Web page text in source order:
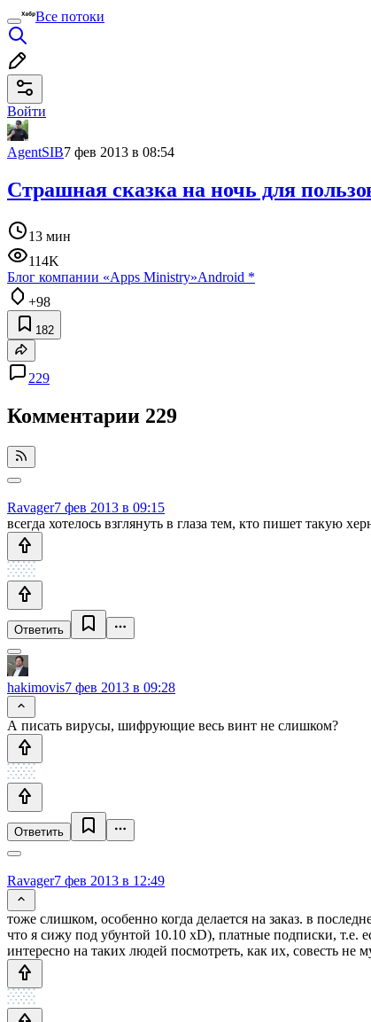
Все потоки
Войти
AgentSIB7 фев 2013 в 08:54
Страшная сказка на ночь для
13 мин
114K
Блог компании «Apps Ministry»Android *
+98
182
229
Комментарии 229
Ravager7 фев 2013 в 09:15
всегда хотелось взглянуть в глаза тем, кто пишет такую
Ответить
hakimovis7 фев 2013 в 09:28
А писать вирусы, шифрующие весь винт не слишком?
Ответить
Ravager7 фев 2013 в 12:49
тоже слишком, особенно когда делается на заказ. в
что я сижу под убунтой 10.10 xD), платные подписки, т.е.
интересно на таких людей посмотреть, как их, совесть не